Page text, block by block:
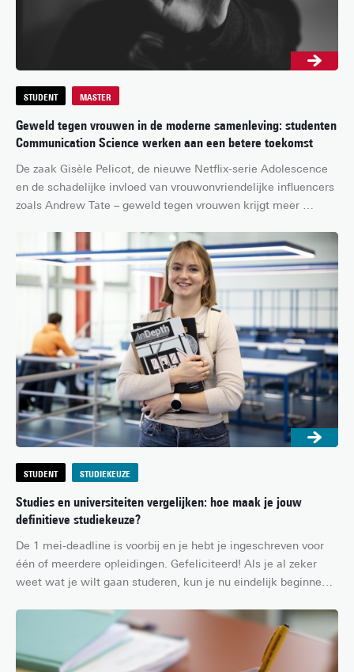
STUDENT MASTER
Geweld tegen vrouwen in de moderne samenleving: studenten
Communication Science werken aan een betere toekomst
De zaak Gisèle Pelicot, de nieuwe Netflix-serie Adolescence
en de schadelijke invloed van vrouwonvriendelijke influencers
zoals Andrew Tate – geweld tegen vrouwen krijgt meer
leidt deze toenemende bewustwording niet direct tot
vooruitgang: wereldwijd heeft bijna één op de drie vrouwen
minstens één keer in haar leven te maken gehad met fysiek
en/of seksueel geweld*. Communication Science studenten
Carly, Ioanna, Leonie en Nancy doken in het complexe
probleem van geweld tegen vrouwen in onze moderne
samenleving.
STUDENT STUDIEKEUZE
Studies en universiteiten vergelijken: hoe maak je jouw
definitieve studiekeuze?
De 1 mei-deadline is voorbij en je hebt je ingeschreven voor
één of meerdere opleidingen. Gefeliciteerd! Als je al zeker
weet wat je wilt gaan studeren, kun je nu eindelijk beginnen
tussen studies en/of universiteiten, en je je eerst nog iets
beter wilt informeren voordat je je definitieve studiekeuze
maakt. Maar hoe doe je dat? In dit artikel lees je een aantal